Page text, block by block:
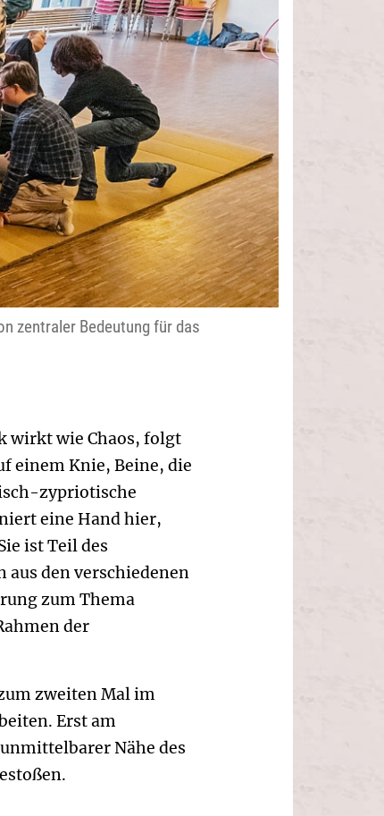
zentraler Bedeutung für das
wirkt wie Chaos, folgt
einem Knie, Beine, die
zypriotische
eine Hand hier,
ist Teil des
aus den verschiedenen
zum Thema
der
zweiten Mal im
Erst am
Nähe des